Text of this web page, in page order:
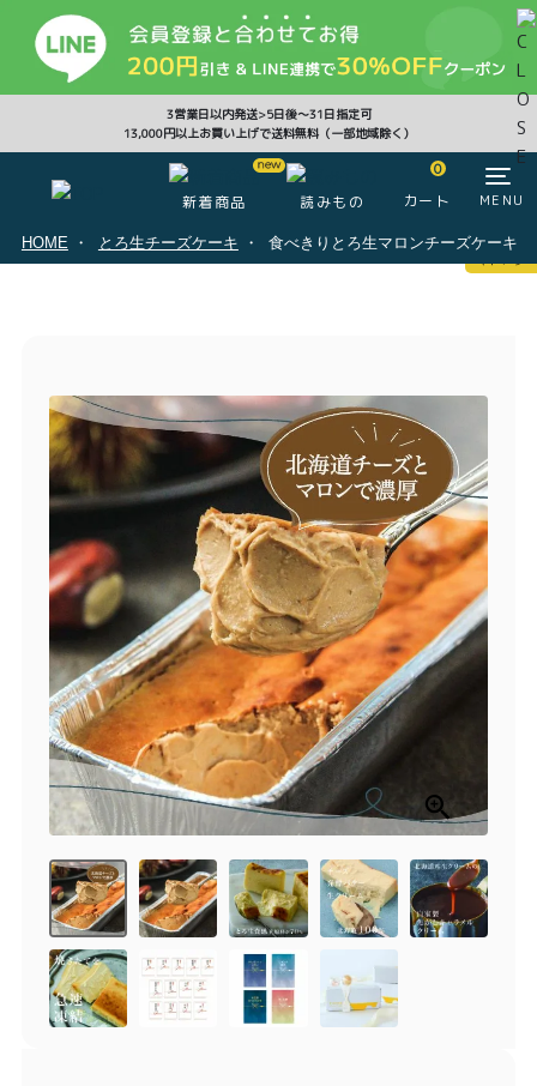
3営業日以内発送>5日後〜31日指定可
13,000円以上お買い上げで送料無料（一部地域除く）
新着商品 読みもの
0
カート MENU
CLOSE
0
商品一覧
とろ生ガトーショコラ
とろ生 まとめ買いお得
セット
お中元
紅茶toroaTea
メルマガ会員様限定
toroa夏のアウトレッ
トセール
とろ生チーズケーキ
濃抹茶とろ生ガトーシ
ョコラ
とろ生シュー
クッキー缶
お誕生日セット
手さげ袋
季節限定
HOME とろ生チーズケーキ 食べきりとろ生マロンチーズケーキ